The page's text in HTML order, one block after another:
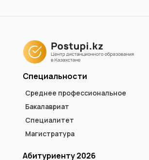
Специальности
Среднее профессиональное
Бакалавриат
Специалитет
Магистратура
Абитуриенту 2026